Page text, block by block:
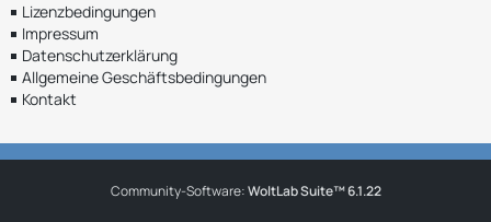
Lizenzbedingungen
Impressum
Datenschutzerklärung
Allgemeine Geschäftsbedingungen
Kontakt
Community-Software:WoltLab Suite™ 6.1.22